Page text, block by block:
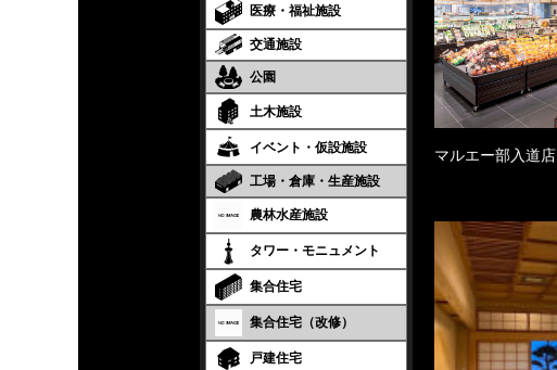
医療・福祉施設
交通施設
公園
土木施設
イベント・仮設施設
工場・倉庫・生産施設
農林水産施設
タワー・モニュメント
集合住宅
集合住宅（改修）
戸建住宅
マルエー部入道店